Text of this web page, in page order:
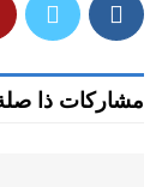
مشاركات ذا